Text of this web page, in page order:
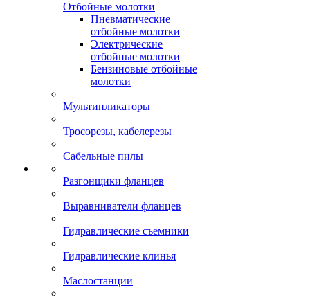
Отбойные молотки
Пневматические
отбойные молотки
Электрические
отбойные молотки
Бензиновые отбойные
молотки
Мультипликаторы
Тросорезы, кабелерезы
Сабельные пилы
Разгонщики фланцев
Выравниватели фланцев
Гидравлические съемники
Гидравлические клинья
Маслостанции